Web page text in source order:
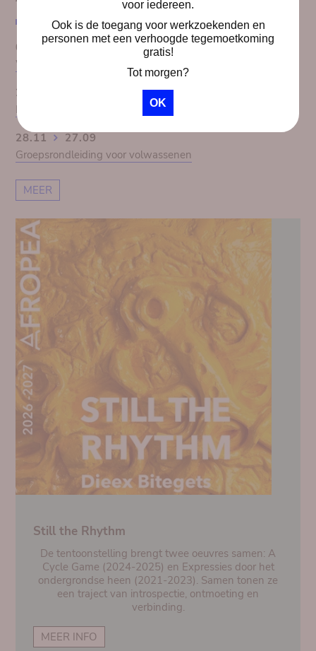
01.10
Workshop Dekolonisatie van Kuumba
28.11
Het Congopanorama 1913. Koloniale illusie doorprikt
28.11
27.09
Groepsrondleiding voor volwassenen
MEER
Still the Rhythm
De tentoonstelling brengt twee oeuvres samen: A
Cycle Game (2024-2025) en Expressies door het
ondergrondse heen (2021-2023). Samen tonen ze
een traject van introspectie, ontmoeting en
verbinding.
MEER INFO
voor iedereen.
Ook is de toegang voor werkzoekenden en
personen met een verhoogde tegemoetkoming
gratis!
Tot morgen?
OK